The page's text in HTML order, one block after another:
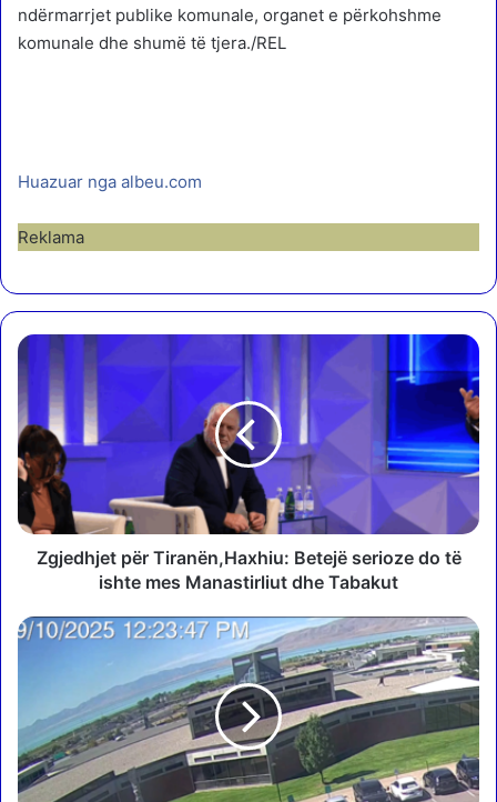
ndërmarrjet publike komunale, organet e përkohshme
komunale dhe shumë të tjera./REL
Huazuar nga albeu.com
Reklama
Z
e
d
h
t
T
n
,
Zgjedhjet për Tiranën,Haxhiu: Betejë serioze do të
ishte mes Manastirliut dhe Tabakut
V
e
a